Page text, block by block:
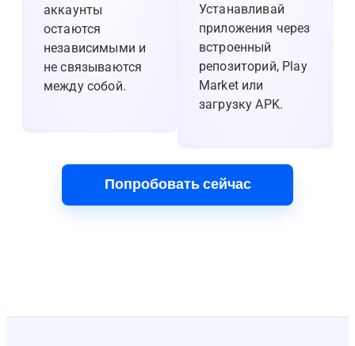
аккаунты
остаются
независимыми и
не связываются
между собой.
Устанавливай
приложения через
встроенный
репозиторий, Play
Market или
загрузку APK.
Попробовать сейчас